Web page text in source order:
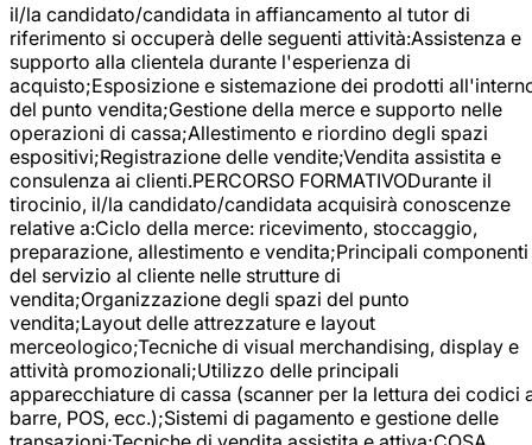
il/la candidato/candidata in affiancamento al tutor di
riferimento si occuperà delle seguenti attività:Assistenza e
supporto alla clientela durante l'esperienza di
acquisto;Esposizione e sistemazione dei prodotti
del punto vendita;Gestione della merce e supporto nelle
operazioni di cassa;Allestimento e riordino degli spazi
espositivi;Registrazione delle vendite;Vendita assistita e
consulenza ai clienti.PERCORSO FORMATIVODurante il
tirocinio, il/la candidato/candidata acquisirà conoscenze
relative a:Ciclo della merce: ricevimento, stoccaggio,
preparazione, allestimento e vendita;Principali componenti
del servizio al cliente nelle strutture di
vendita;Organizzazione degli spazi del punto
vendita;Layout delle attrezzature e layout
merceologico;Tecniche di visual merchandising, display e
attività promozionali;Utilizzo delle principali
apparecchiature di cassa (scanner per la lettura dei codici
barre, POS, ecc.);Sistemi di pagamento e gestione delle